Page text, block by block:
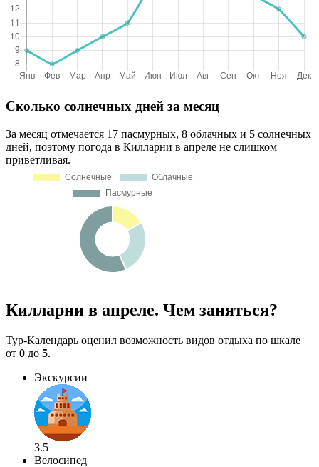
Сколько солнечных дней за месяц
За месяц отмечается 17 пасмурных, 8 облачных и 5 солнечных
дней, поэтому погода в Килларни в апреле не слишком
приветливая.
Килларни в апреле. Чем заняться?
Тур-Календарь оценил возможность видов отдыха по шкале
от 0 до 5.
Экскурсии
3.5
Велосипед